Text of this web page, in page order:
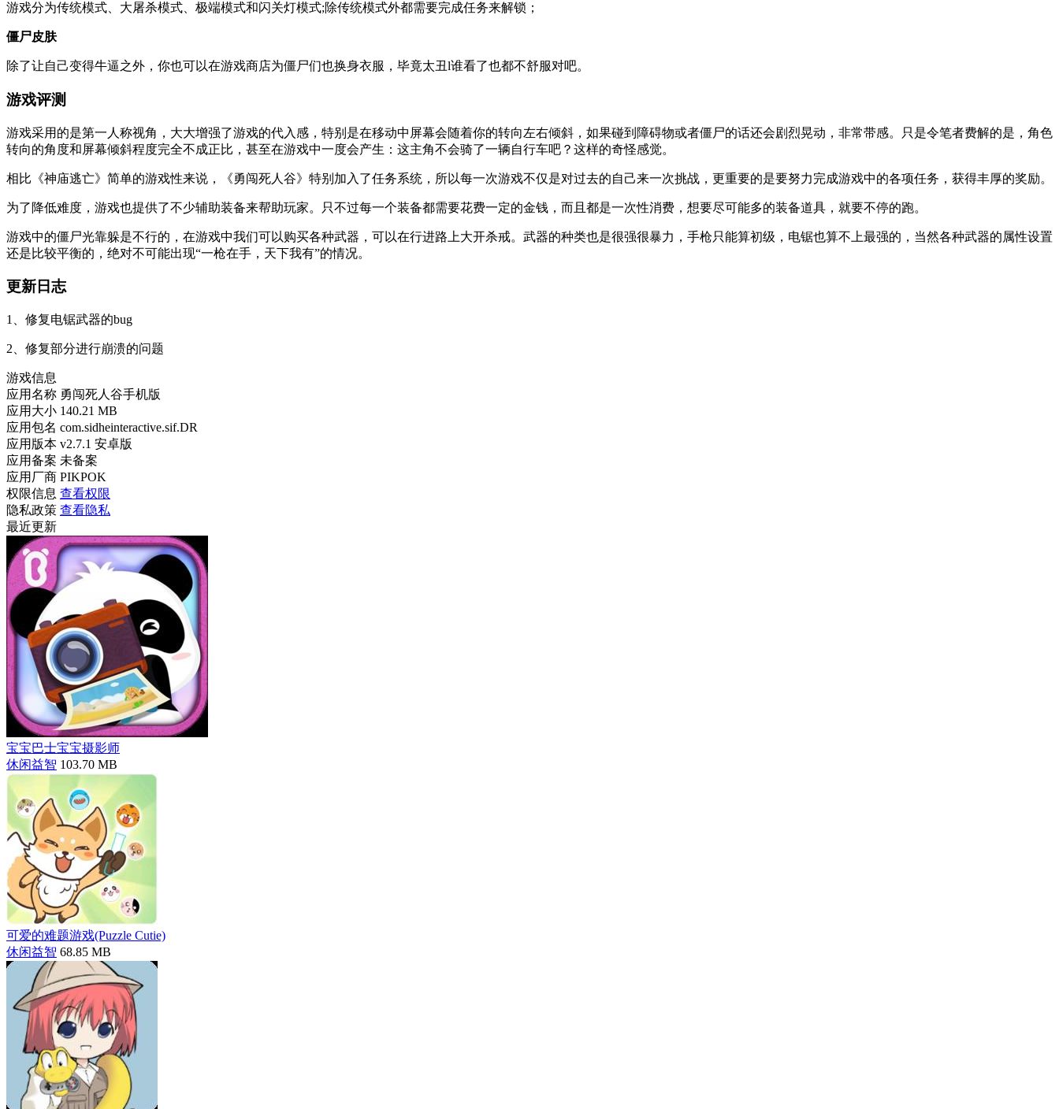
游戏分为传统模式、大屠杀模式、极端模式和闪关灯模式;除传统模式外都需要完成任务来解锁；
僵尸皮肤
除了让自己变得牛逼之外，你也可以在游戏商店为僵尸们也换身衣服，毕竟太丑l谁看了也都不舒服对吧。
游戏评测
游戏采用的是第一人称视角，大大增强了游戏的代入感，特别是在移动中屏幕会随着你的转向左右倾斜，如果碰到障碍物或者僵尸的话还会剧烈晃动，非常带感。只是令笔者费解的是，角色
转向的角度和屏幕倾斜程度完全不成正比，甚至在游戏中一度会产生：这主角不会骑了一辆自行车吧？这样的奇怪感觉。
相比《神庙逃亡》简单的游戏性来说，《勇闯死人谷》特别加入了任务系统，所以每一次游戏不仅是对过去的自己来一次挑战，更重要的是要努力完成游戏中的各项任务，获得丰厚的奖励。
为了降低难度，游戏也提供了不少辅助装备来帮助玩家。只不过每一个装备都需要花费一定的金钱，而且都是一次性消费，想要尽可能多的装备道具，就要不停的跑。
游戏中的僵尸光靠躲是不行的，在游戏中我们可以购买各种武器，可以在行进路上大开杀戒。武器的种类也是很强很暴力，手枪只能算初级，电锯也算不上最强的，当然各种武器的属性设置
还是比较平衡的，绝对不可能出现“一枪在手，天下我有”的情况。
更新日志
1、修复电锯武器的bug
2、修复部分进行崩溃的问题
游戏信息
应用名称 勇闯死人谷手机版
应用大小 140.21 MB
应用包名 com.sidheinteractive.sif.DR
应用版本 v2.7.1 安卓版
应用备案 未备案
应用厂商 PIKPOK
权限信息 查看权限
隐私政策 查看隐私
最近更新
宝宝巴士宝宝摄影师
休闲益智 103.70 MB
可爱的难题游戏(Puzzle Cutie)
休闲益智 68.85 MB